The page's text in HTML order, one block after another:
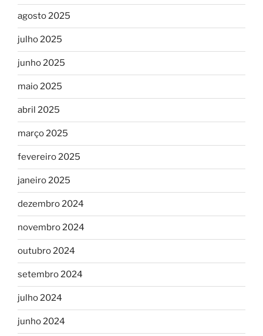
agosto 2025
julho 2025
junho 2025
maio 2025
abril 2025
março 2025
fevereiro 2025
janeiro 2025
dezembro 2024
novembro 2024
outubro 2024
setembro 2024
julho 2024
junho 2024